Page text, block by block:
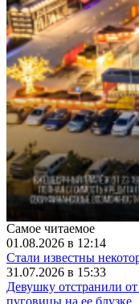
Самое читаемое
01.08.2026 в 12:14
Стали известны
31.07.2026 в 15:33
Девушку отстранили